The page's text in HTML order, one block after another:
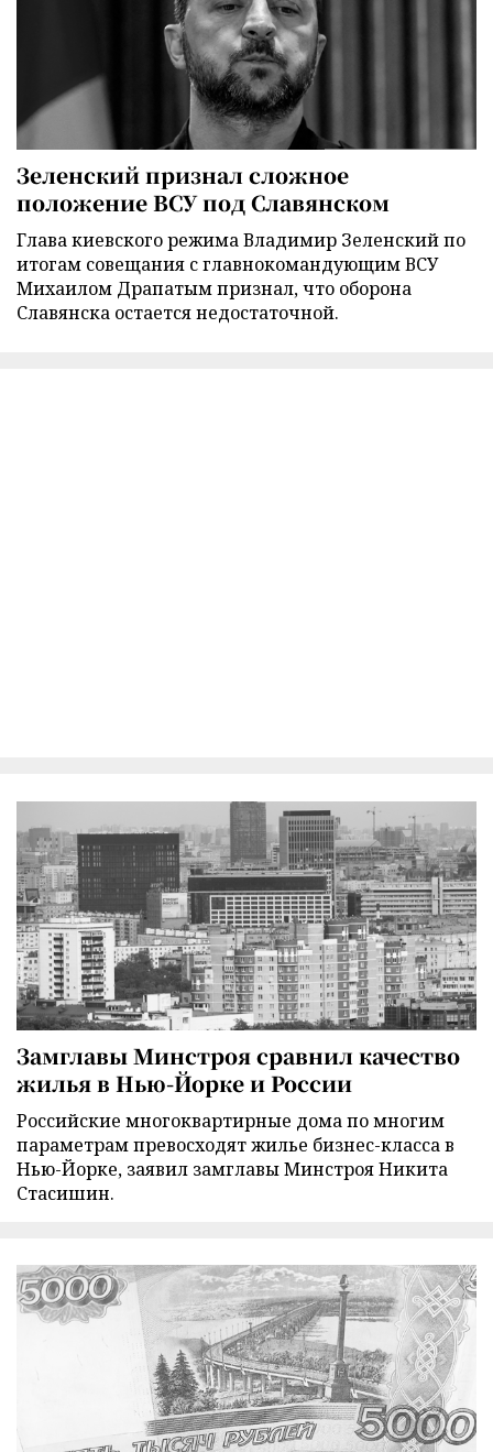
Зеленский признал сложное
положение ВСУ под Славянском
Глава киевского режима Владимир Зеленский по
итогам совещания с главнокомандующим ВСУ
Михаилом Драпатым признал, что оборона
Славянска остается недостаточной.
Замглавы Минстроя сравнил качество
жилья в Нью-Йорке и России
Российские многоквартирные дома по многим
параметрам превосходят жилье бизнес-класса в
Нью-Йорке, заявил замглавы Минстроя Никита
Стасишин.